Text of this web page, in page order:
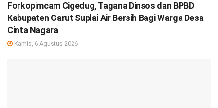
Forkopimcam Cigedug, Tagana Dinsos dan BPBD
Kabupaten Garut Suplai Air Bersih Bagi Warga Desa
Cinta Nagara
Kamis, 6 Agustus 2026